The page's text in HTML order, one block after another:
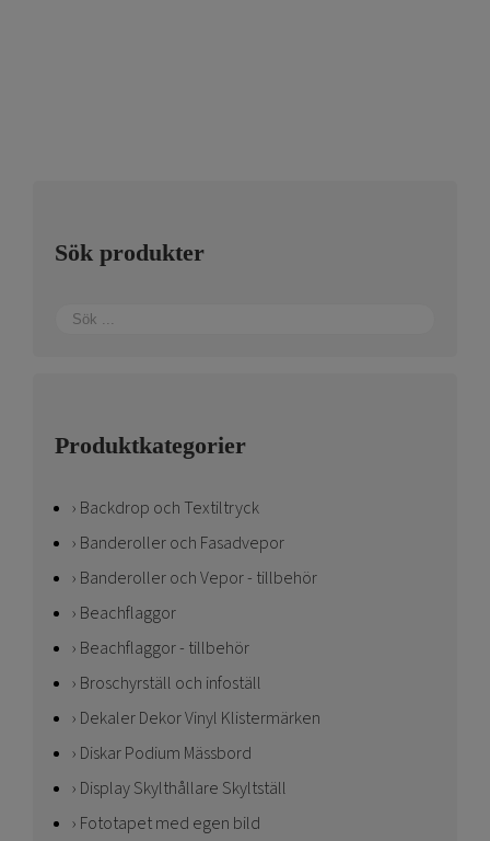
Sök produkter
Produktkategorier
Backdrop och Textiltryck
Banderoller och Fasadvepor
Banderoller och Vepor - tillbehör
Beachflaggor
Beachflaggor - tillbehör
Broschyrställ och infoställ
Dekaler Dekor Vinyl Klistermärken
Diskar Podium Mässbord
Display Skylthållare Skyltställ
Fototapet med egen bild